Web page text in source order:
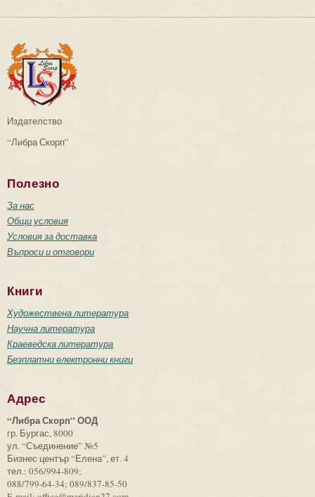
Издателство
“Либра Скорп”
Полезно
За нас
Общи условия
Условия за доставка
Въпроси и отговори
Книги
Художествена литература
Научна литература
Краеведска литература
Безплатни електронни книги
Адрес
“Либра Скорп” ООД
гр. Бургас, 8000
ул. “Съединение” №5
Бизнес център “Елена”, ет. 4
тел.: 056/994-809;
088/799-64-34; 089/837-85-50